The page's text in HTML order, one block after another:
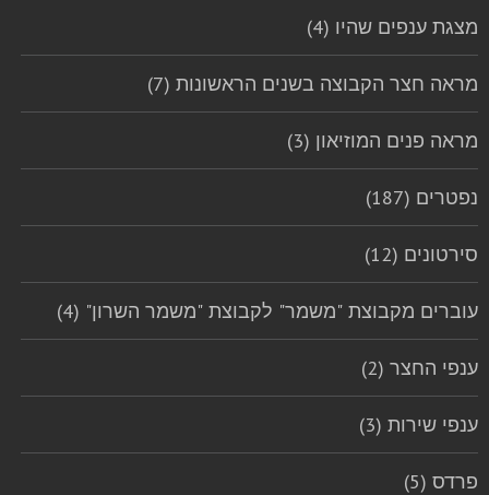
מצגת ענפים שהיו (4)
מראה חצר הקבוצה בשנים הראשונות (7)
מראה פנים המוזיאון (3)
נפטרים (187)
סירטונים (12)
עוברים מקבוצת "משמר" לקבוצת "משמר השרון" (4)
ענפי החצר (2)
ענפי שירות (3)
פרדס (5)